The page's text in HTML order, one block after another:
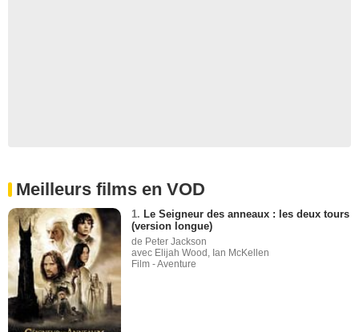
Meilleurs films en VOD
1. Le Seigneur des anneaux : les deux tours
(version longue)
de Peter Jackson
avec Elijah Wood, Ian McKellen
Film - Aventure